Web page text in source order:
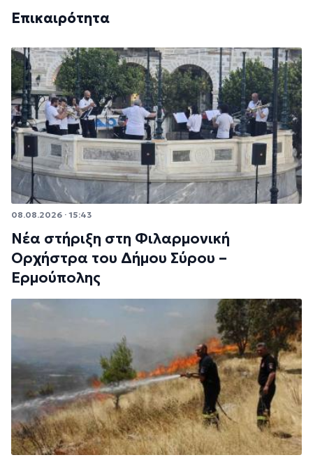
Επικαιρότητα
08.08.2026 · 15:43
Νέα στήριξη στη Φιλαρμονική
Ορχήστρα του Δήμου Σύρου –
Ερμούπολης